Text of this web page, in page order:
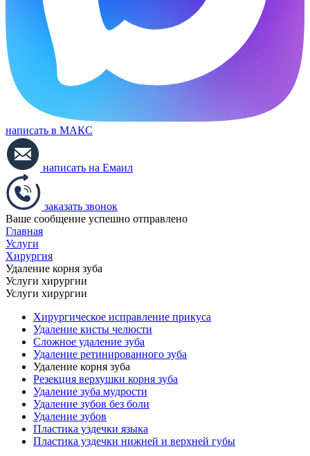
написать в МАКС
написать на Емаил
заказать звонок
Ваше сообщение успешно отправлено
Главная
Услуги
Хирургия
Удаление корня зуба
Услуги хирургии
Услуги хирургии
Хирургическое исправление прикуса
Удаление кисты челюсти
Сложное удаление зуба
Удаление ретинированного зуба
Удаление корня зуба
Резекция верхушки корня зуба
Удаление зуба мудрости
Удаление зубов без боли
Удаление зубов
Пластика уздечки языка
Пластика уздечки нижней и верхней губы